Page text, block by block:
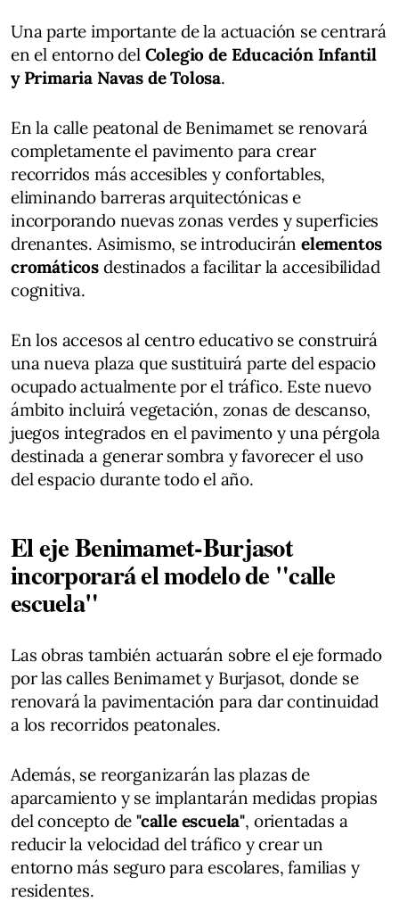
Una parte importante de la actuación se centrará
en el entorno del Colegio de Educación Infantil
y Primaria Navas de Tolosa.
En la calle peatonal de Benimamet se renovará
completamente el pavimento para crear
recorridos más accesibles y confortables,
eliminando barreras arquitectónicas e
incorporando nuevas zonas verdes y superficies
drenantes. Asimismo, se introducirán elementos
cromáticos destinados a facilitar la accesibilidad
cognitiva.
En los accesos al centro educativo se construirá
una nueva plaza que sustituirá parte del espacio
ocupado actualmente por el tráfico. Este nuevo
ámbito incluirá vegetación, zonas de descanso,
juegos integrados en el pavimento y una pérgola
destinada a generar sombra y favorecer el uso
del espacio durante todo el año.
El eje Benimamet-Burjasot
incorporará el modelo de "calle
escuela"
Las obras también actuarán sobre el eje formado
por las calles Benimamet y Burjasot, donde se
renovará la pavimentación para dar continuidad
a los recorridos peatonales.
Además, se reorganizarán las plazas de
aparcamiento y se implantarán medidas propias
del concepto de "calle escuela", orientadas a
reducir la velocidad del tráfico y crear un
entorno más seguro para escolares, familias y
residentes.